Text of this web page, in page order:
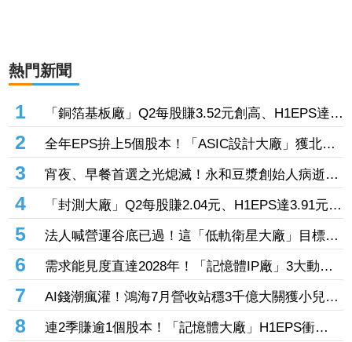
熱門新聞
1
「銅箔基板廠」Q2每股賺3.52元創高、H1EPS達
4.39元 7月營收同締新猷、年增96.88%
2
全年EPS拚上5個股本！「ASIC設計大廠」獲北美
CPU大單助攻 7月營收飆158%
3
宵夜、早餐首選之光熄滅！永和豆漿創始人病逝
享壽70歲
4
「封測大廠」Q2每股賺2.04元、H1EPS達3.91元
7月營收再喜迎年月雙增
5
法人喊營運谷底已過！這「低軌衛星大廠」目標價
衝1560元 下半年出貨回溫、營收估成長20%
6
需求能見度直達2028年！「記憶體IP廠」3大動能
齊發 目標價衝上1430元
7
AI錢潮瘋灌！鴻海7月營收站穩3千億大關獲小兒狂